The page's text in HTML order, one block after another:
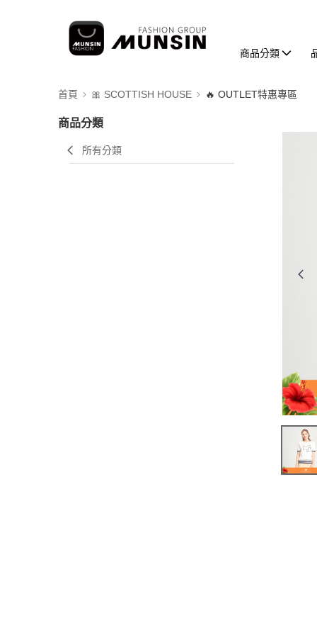
商品分類
首頁 🎀 SCOTTISH HOUSE 🔥 OUTLET特惠專區
商品分類
所有分類